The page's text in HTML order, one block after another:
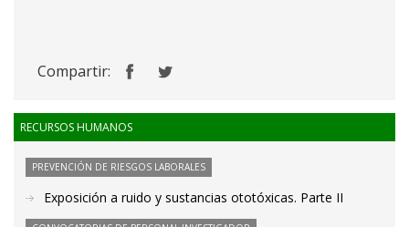
Compartir:
RECURSOS HUMANOS
PREVENCIÓN DE RIESGOS LABORALES
Exposición a ruido y sustancias ototóxicas. Parte II